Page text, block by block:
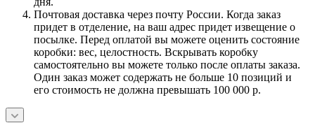
Почтовая доставка через почту России. Когда заказ
придет в отделение, на ваш адрес придет извещение о
посылке. Перед оплатой вы можете оценить состояние
коробки: вес, целостность. Вскрывать коробку
самостоятельно вы можете только после оплаты заказа.
Один заказ может содержать не больше 10 позиций и
его стоимость не должна превышать 100 000 р.